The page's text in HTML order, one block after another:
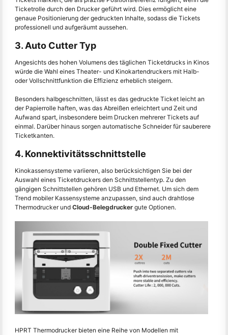
Ticketrolle durch den Drucker geführt wird. Dies ermöglicht eine
genaue Positionierung der gedruckten Inhalte, sodass die Tickets
professionell und aufgeräumt aussehen.
3. Auto Cutter Typ
Angesichts des hohen Volumens des täglichen Ticketdrucks in Kinos
würde die Wahl eines Theater- und Kinokartendruckers mit Halb-
oder Vollschnittfunktion die Effizienz erheblich steigern.
Besonders halbgeschnitten, lässt es das gedruckte Ticket leicht an
der Papierrolle haften, was das Abreißen erleichtert und Zeit und
Aufwand spart, insbesondere beim Drucken mehrerer Tickets auf
einmal. Darüber hinaus sorgen automatische Schneider für sauberere
Ticketkanten.
4. Konnektivitätsschnittstelle
Kinokassensysteme variieren, also berücksichtigen Sie bei der
Auswahl eines Ticketdruckers den Schnittstellentyp. Zu den
gängigen Schnittstellen gehören USB und Ethernet. Um sich dem
Trend mobiler Kassensysteme anzupassen, sind auch drahtlose
Thermodrucker und Cloud-Belegdrucker gute Optionen.
HPRT Thermodrucker bieten eine Reihe von Modellen mit